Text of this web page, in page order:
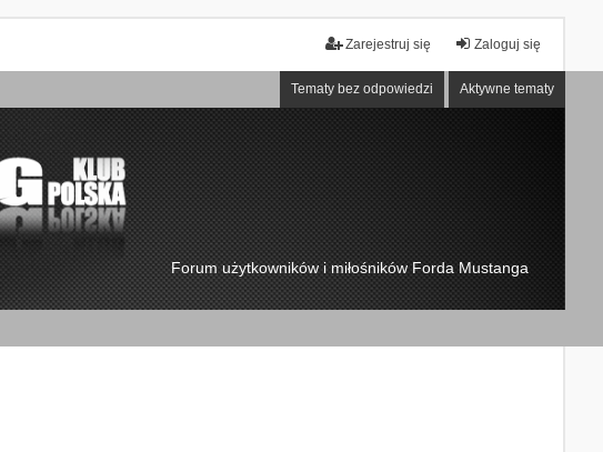
Zaloguj się
Zarejestruj się
Tematy bez odpowiedzi Aktywne tematy
Forum użytkowników i miłośników Forda Mustanga